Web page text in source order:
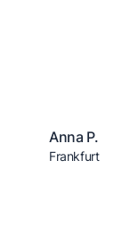
Anna P.
Frankfurt